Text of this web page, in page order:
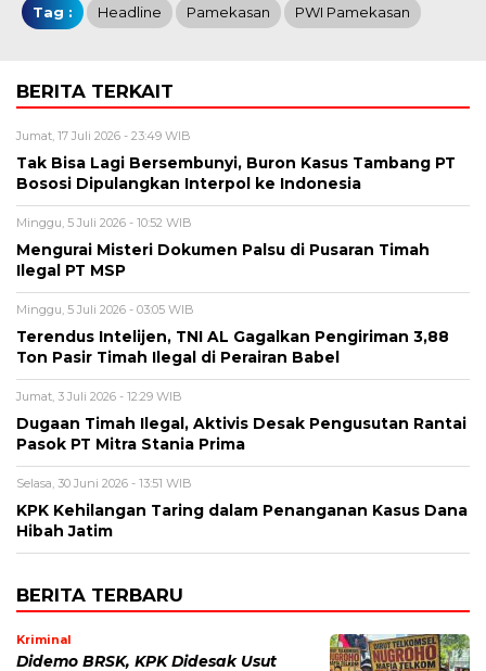
Tag : Headline Pamekasan PWI Pamekasan
BERITA TERKAIT
Jumat, 17 Juli 2026 - 23:49 WIB
Tak Bisa Lagi Bersembunyi, Buron Kasus Tambang PT
Bososi Dipulangkan Interpol ke Indonesia
Minggu, 5 Juli 2026 - 10:52 WIB
Mengurai Misteri Dokumen Palsu di Pusaran Timah
Ilegal PT MSP
Minggu, 5 Juli 2026 - 03:05 WIB
Terendus Intelijen, TNI AL Gagalkan Pengiriman 3,88
Ton Pasir Timah Ilegal di Perairan Babel
Jumat, 3 Juli 2026 - 12:29 WIB
Dugaan Timah Ilegal, Aktivis Desak Pengusutan Rantai
Pasok PT Mitra Stania Prima
Selasa, 30 Juni 2026 - 13:51 WIB
KPK Kehilangan Taring dalam Penanganan Kasus Dana
Hibah Jatim
BERITA TERBARU
Kriminal
Didemo BRSK, KPK Didesak Usut